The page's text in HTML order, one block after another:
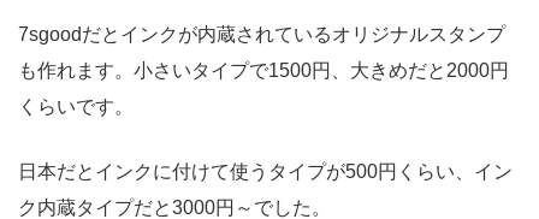
7sgoodだとインクが内蔵されているオリジナルスタンプ
も作れます。小さいタイプで1500円、大きめだと2000円
くらいです。
日本だとインクに付けて使うタイプが500円くらい、イン
ク内蔵タイプだと3000円～でした。